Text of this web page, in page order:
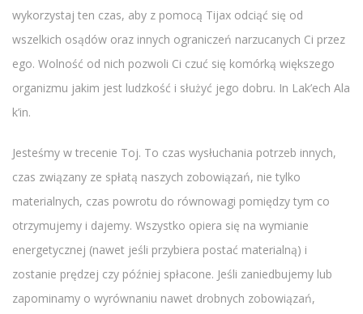
wykorzystaj ten czas, aby z pomocą Tijax odciąć się od
wszelkich osądów oraz innych ograniczeń narzucanych Ci przez
ego. Wolność od nich pozwoli Ci czuć się komórką większego
organizmu jakim jest ludzkość i służyć jego dobru. In Lak’ech Ala
k’in.
Jesteśmy w trecenie Toj. To czas wysłuchania potrzeb innych,
czas związany ze spłatą naszych zobowiązań, nie tylko
materialnych, czas powrotu do równowagi pomiędzy tym co
otrzymujemy i dajemy. Wszystko opiera się na wymianie
energetycznej (nawet jeśli przybiera postać materialną) i
zostanie prędzej czy później spłacone. Jeśli zaniedbujemy lub
zapominamy o wyrównaniu nawet drobnych zobowiązań,